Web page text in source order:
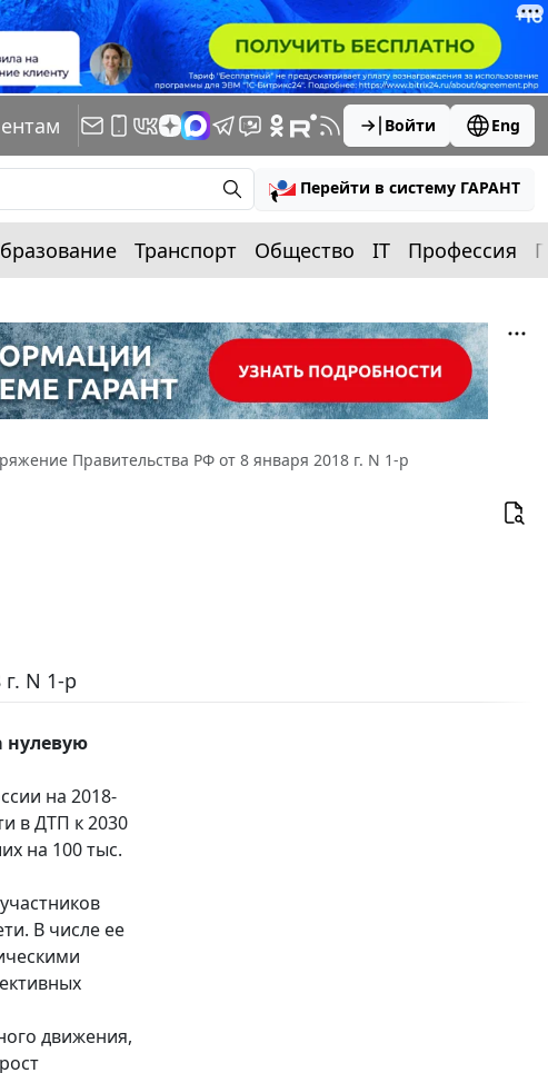
Войти Eng
Перейти в систему ГАРАНТ
Транспорт Общество IT Профессия
Правительства РФ от 8 января 2018 г. N 1-р
N 1-р
нулевую
на 2018-
в ДТП к 2030
на 100 тыс.
В числе ее
движения,